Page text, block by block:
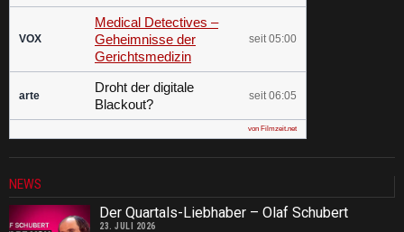
VOX
Medical Detectives –
Geheimnisse der
Gerichtsmedizin
seit 05:00
arte
Droht der digitale
Blackout?
seit 06:05
von Filmzeit.net
NEWS
Der Quartals-Liebhaber – Olaf Schubert
23. JULI 2026